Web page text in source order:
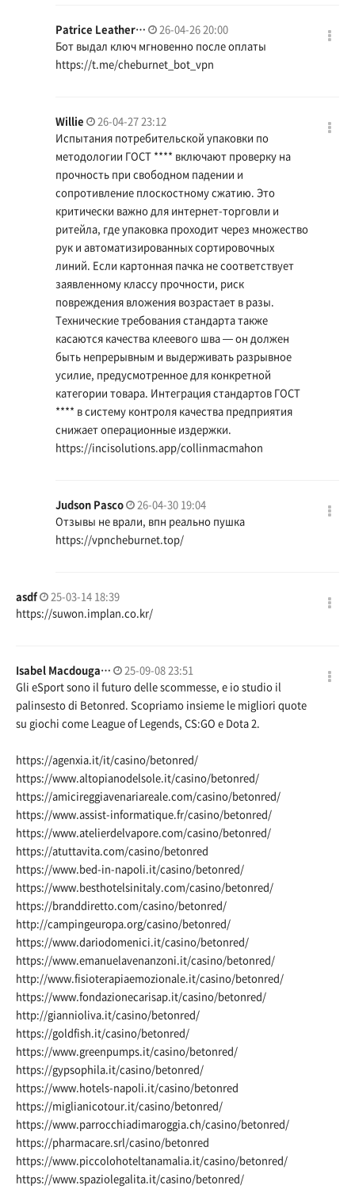
Patrice Leather…
26-04-26 20:00
Бот выдал ключ мгновенно после оплаты
https://t.me/cheburnet_bot_vpn
Willie
26-04-27 23:12
Испытания потребительской упаковки по
методологии ГОСТ **** включают проверку на
прочность при свободном падении и
сопротивление плоскостному сжатию. Это
критически важно для интернет-торговли и
ритейла, где упаковка проходит через множество
рук и автоматизированных сортировочных
линий. Если картонная пачка не соответствует
заявленному классу прочности, риск
повреждения вложения возрастает в разы.
Технические требования стандарта также
касаются качества клеевого шва — он должен
быть непрерывным и выдерживать разрывное
усилие, предусмотренное для конкретной
категории товара. Интеграция стандартов ГОСТ
**** в систему контроля качества предприятия
снижает операционные издержки.
https://incisolutions.app/collinmacmahon
Judson Pasco
26-04-30 19:04
Отзывы не врали, впн реально пушка
https://vpncheburnet.top/
asdf
25-03-14 18:39
https://suwon.implan.co.kr/
Isabel Macdouga…
25-09-08 23:51
Gli eSport sono il futuro delle scommesse, e io studio il
palinsesto di Betonred. Scopriamo insieme le migliori quote
su giochi come League of Legends, CS:GO e Dota 2.
https://agenxia.it/it/casino/betonred/
https://www.altopianodelsole.it/casino/betonred/
https://amicireggiavenariareale.com/casino/betonred/
https://www.assist-informatique.fr/casino/betonred/
https://www.atelierdelvapore.com/casino/betonred/
https://atuttavita.com/casino/betonred
https://www.bed-in-napoli.it/casino/betonred/
https://www.besthotelsinitaly.com/casino/betonred/
https://branddiretto.com/casino/betonred/
http://campingeuropa.org/casino/betonred/
https://www.dariodomenici.it/casino/betonred/
https://www.emanuelavenanzoni.it/casino/betonred/
http://www.fisioterapiaemozionale.it/casino/betonred/
https://www.fondazionecarisap.it/casino/betonred/
http://giannioliva.it/casino/betonred/
https://goldfish.it/casino/betonred/
https://www.greenpumps.it/casino/betonred/
https://gypsophila.it/casino/betonred/
https://www.hotels-napoli.it/casino/betonred
https://miglianicotour.it/casino/betonred/
https://www.parrocchiadimaroggia.ch/casino/betonred/
https://pharmacare.srl/casino/betonred
https://www.piccolohoteltanamalia.it/casino/betonred/
https://www.spaziolegalita.it/casino/betonred/